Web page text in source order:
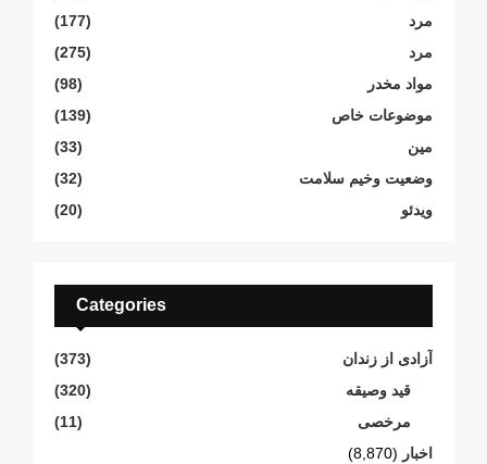
مرد
(177)
مرد
(275)
مواد مخدر
(98)
موضوعات خاص
(139)
مین
(33)
وضعیت وخیم سلامت
(32)
ویدئو
(20)
Categories
آزادی از زندان
(373)
قید وصیقه
(320)
مرخصی
(11)
اخبار (8,870)